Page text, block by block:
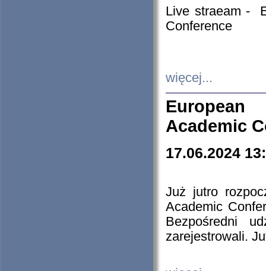
Live straeam -
Conference
więcej...
European
Academic
17.06.2024
Już jutro
Academic
Bezpośredni
zarejestrowali.